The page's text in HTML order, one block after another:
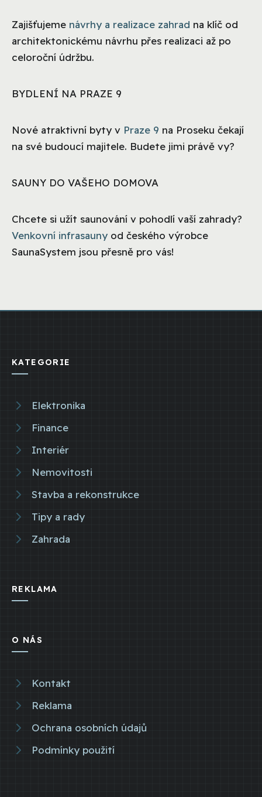
Zajišťujeme návrhy a realizace zahrad na klíč od
architektonickému návrhu přes realizaci až po
celoroční údržbu.
BYDLENÍ NA PRAZE 9
Nové atraktivní byty v Praze 9 na Proseku čekají
na své budoucí majitele. Budete jimi právě vy?
SAUNY DO VAŠEHO DOMOVA
Chcete si užít saunování v pohodlí vaší zahrady?
Venkovní infrasauny od českého výrobce
SaunaSystem jsou přesně pro vás!
KATEGORIE
Elektronika
Finance
Interiér
Nemovitosti
Stavba a rekonstrukce
Tipy a rady
Zahrada
REKLAMA
O NÁS
Kontakt
Reklama
Ochrana osobních údajů
Podmínky použití